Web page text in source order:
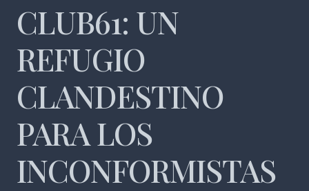
CLUB61: UN
REFUGIO
CLANDESTINO
PARA LOS
INCONFORMISTAS